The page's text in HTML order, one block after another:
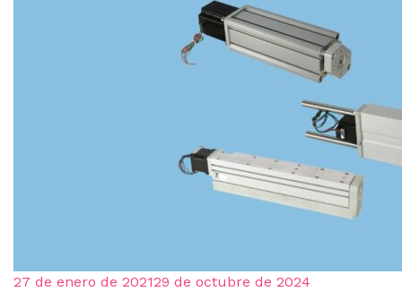
27 de enero de 202129 de octubre de 2024